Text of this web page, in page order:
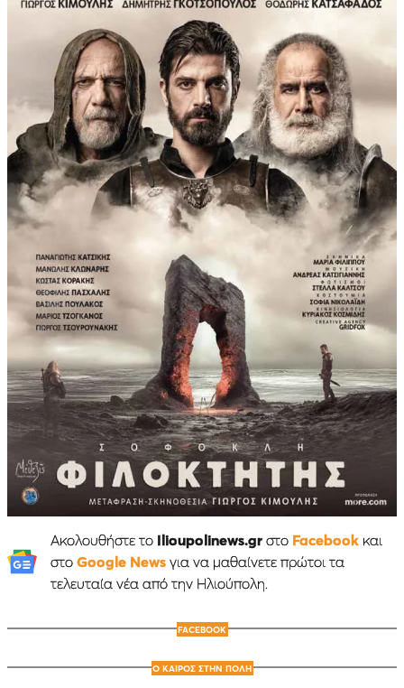
Ακολουθήστε το Ilioupolinews.grστο Facebookκαι
στο Google Newsγια να μαθαίνετε πρώτοι τα
τελευταία νέα από την Ηλιούπολη.
FACEBOOK
Ο ΚΑΙΡΟΣ ΣΤΗΝ ΠΟΛΗ